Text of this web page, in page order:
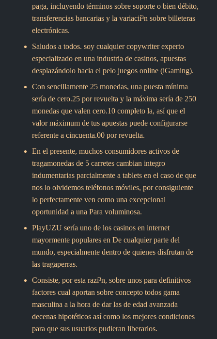
paga, incluyendo términos sobre soporte o bien débito,
transferencias bancarias y la variacií³n sobre billeteras
electrónicas.
Saludos a todos. soy cualquier copywriter experto
especializado en una industria de casinos, apuestas
desplazándolo hacia el pelo juegos online (iGaming).
Con sencillamente 25 monedas, una puesta mínima
serí­a de cero.25 por revuelta y la máxima serí­a de 250
monedas que valen cero.10 completo la, así que el
valor máximum de tus apuestas puede configurarse
referente a cincuenta.00 por revuelta.
En el presente, muchos consumidores activos de
tragamonedas de 5 carretes cambian integro
indumentarias parcialmente a tablets en el caso de que
nos lo olvidemos teléfonos móviles, por consiguiente
lo perfectamente ven como una excepcional
oportunidad a una Para voluminosa.
PlayUZU serí­a uno de los casinos en internet
mayormente populares en De cualquier parte del
mundo, especialmente dentro de quienes disfrutan de
las tragaperras.
Consiste, por esta razí³n, sobre unos para definitivos
factores cual aportan sobre concepto todos gama
masculina a la hora de dar las de edad avanzada
decenas hipotéticos así­ como los mejores condiciones
para que sus usuarios pudieran liberarlos.